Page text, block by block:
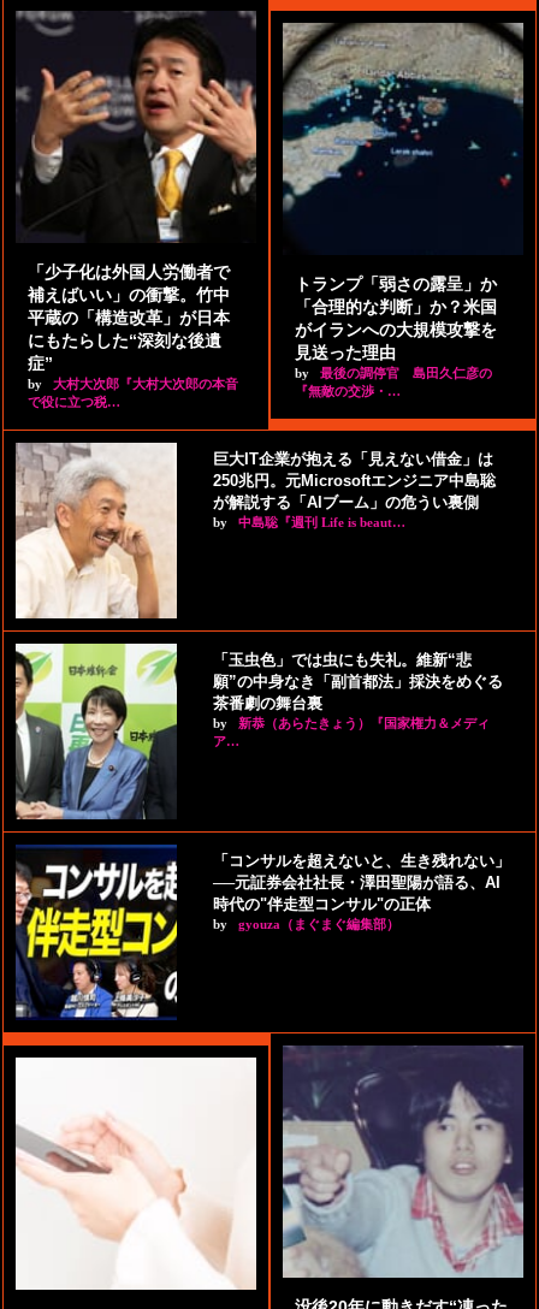
「少子化は外国人労働者で
補えばいい」の衝撃。竹中
平蔵の「構造改革」が日本
にもたらした“深刻な後遺
症”
by
大村大次郎『大村大次郎の本音
で役に立つ税…
トランプ「弱さの露呈」か
「合理的な判断」か？米国
がイランへの大規模攻撃を
見送った理由
by
最後の調停官 島田久仁彦の
『無敵の交渉・…
巨大IT企業が抱える「見えない借金」は
250兆円。元Microsoftエンジニア中島聡
が解説する「AIブーム」の危うい裏側
by 中島聡『週刊 Life is beaut…
「玉虫色」では虫にも失礼。維新“悲
願”の中身なき「副首都法」採決をめぐる
茶番劇の舞台裏
by
新恭（あらたきょう）『国家権力＆メディ
ア…
「コンサルを超えないと、生き残れない」
──元証券会社社長・澤田聖陽が語る、AI
時代の"伴走型コンサル"の正体
by gyouza（まぐまぐ編集部）